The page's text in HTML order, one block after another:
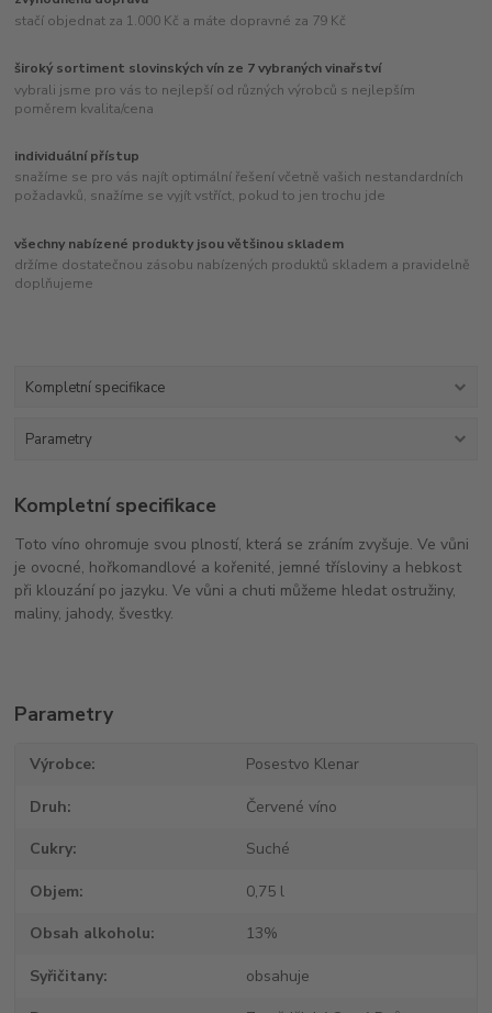
stačí objednat za 1.000 Kč a máte dopravné za 79 Kč
široký sortiment slovinských vín ze 7 vybraných vinařství
vybrali jsme pro vás to nejlepší od různých výrobců s nejlepším
poměrem kvalita/cena
individuální přístup
snažíme se pro vás najít optimální řešení včetně vašich nestandardních
požadavků, snažíme se vyjít vstříct, pokud to jen trochu jde
všechny nabízené produkty jsou většinou skladem
držíme dostatečnou zásobu nabízených produktů skladem a pravidelně
doplňujeme
Kompletní specifikace
Parametry
Kompletní specifikace
Toto víno ohromuje svou plností, která se zráním zvyšuje. Ve vůni
je ovocné, hořkomandlové a kořenité, jemné třísloviny a hebkost
při klouzání po jazyku. Ve vůni a chuti můžeme hledat ostružiny,
maliny, jahody, švestky.
Parametry
Výrobce Posestvo Klenar
Druh Červené víno
Cukry Suché
Objem 0,75 l
Obsah alkoholu 13%
Syřičitany obsahuje